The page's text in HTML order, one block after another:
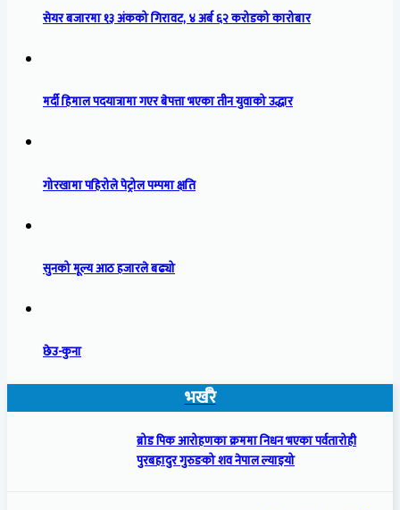
सेयर बजारमा १३ अंकको गिरावट, ४ अर्ब ६२ करोडको कारोबार
मर्दी हिमाल पदयात्रामा गएर बेपत्ता भएका तीन युवाको उद्धार
गोरखामा पहिरोले पेट्रोल पम्पमा क्षति
सुनको मूल्य आठ हजारले बढ्यो
छेउ-कुना
भर्खरै
ब्रोड पिक आरोहणका क्रममा निधन भएका पर्वतारोही
पुरबहादुर गुरुङको शव नेपाल ल्याइयो